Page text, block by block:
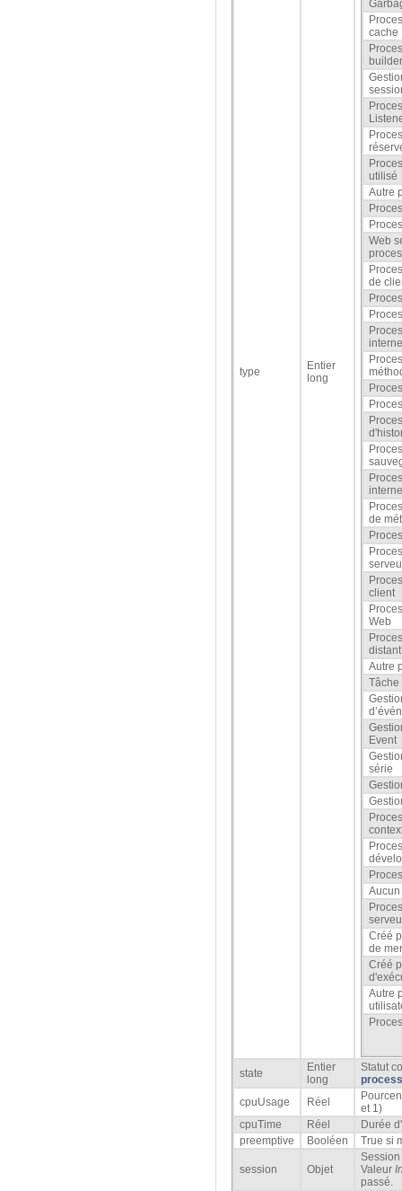
type
Entier
long
cache
builder
utilisé
Autre
Web
de
interne
interne
de
client
Web
distant
Autre
Tâche
Event
série
Aucun
Créé
de
Créé
Autre
state
Entier
long
Statut
process
cpuUsage
Réel
et 1)
cpuTime
Réel
Durée
preemptive
Booléen True si
session Objet
Valeur
passé.